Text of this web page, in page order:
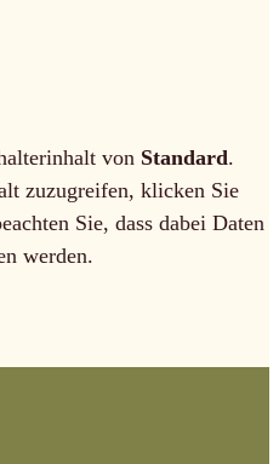
von Standard.
zuzugreifen, klicken Sie
Sie, dass dabei Daten
werden.